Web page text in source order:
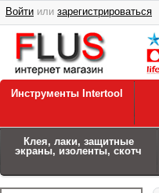
Войти или зарегистрироваться
Инструменты Intertool
Клея, лаки, защитные
экраны, изоленты, скотч